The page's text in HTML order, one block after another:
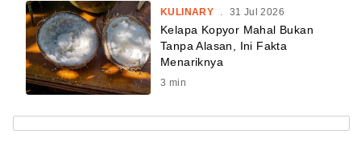
KULINARY . 31 Jul 2026
Kelapa Kopyor Mahal Bukan
Tanpa Alasan, Ini Fakta
Menariknya
3 min